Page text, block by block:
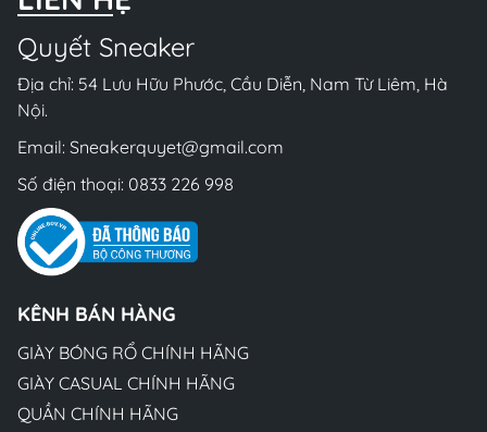
Quyết Sneaker
Địa chỉ: 54 Lưu Hữu Phước, Cầu Diễn, Nam Từ Liêm, Hà
Nội.
Email: Sneakerquyet@gmail.com
Số điện thoại: 0833 226 998
KÊNH BÁN HÀNG
GIÀY BÓNG RỔ CHÍNH HÃNG
GIÀY CASUAL CHÍNH HÃNG
QUẦN CHÍNH HÃNG